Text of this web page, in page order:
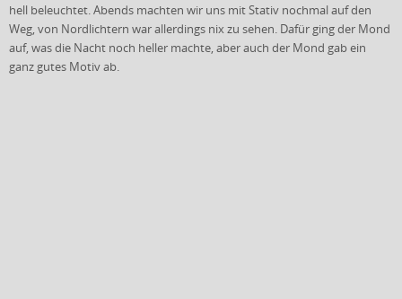
hell beleuchtet. Abends machten wir uns mit Stativ nochmal auf den
Weg, von Nordlichtern war allerdings nix zu sehen. Dafür ging der Mond
auf, was die Nacht noch heller machte, aber auch der Mond gab ein
ganz gutes Motiv ab.